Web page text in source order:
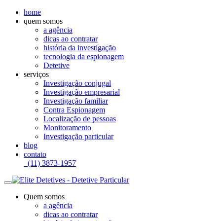
home
quem somos
a agência
dicas ao contratar
história da investigação
tecnologia da espionagem
Detetive
serviços
Investigação conjugal
Investigação empresarial
Investigação familiar
Contra Espionagem
Localização de pessoas
Monitoramento
Investigação particular
blog
contato
(11) 3873-1957
Quem somos
a agência
dicas ao contratar